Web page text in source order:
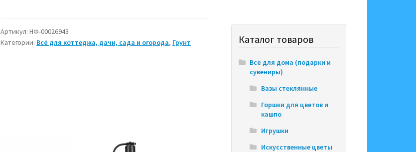
для
орхидей,
Артикул:НФ-00026943
Категории: Всё для коттеджа, дачи, сада и огорода, Грунт Каталог товаров
Всё для дома (подарки и
сувениры)
Вазы стеклянные
Горшки для цветов и
кашпо
Игрушки
Искусственные цветы